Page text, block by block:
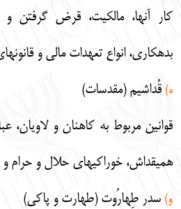
كار آنها، مالكيت، قرض گرفتن
بدهكاري، انواع تعهدات مالي و
ه) قُداشيم (مقدسات)
قوانين مربوط به كاهنان و لاويان،
هميقداش، خوراكيهاي حلال و
و) سدر طِهارُوت (طهارت و پاكي)